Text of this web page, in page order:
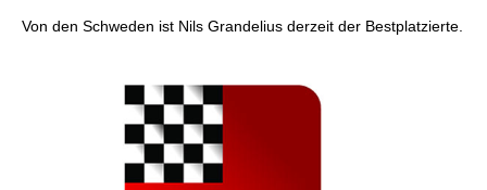
Von den Schweden ist Nils Grandelius derzeit der Bestplatzierte.